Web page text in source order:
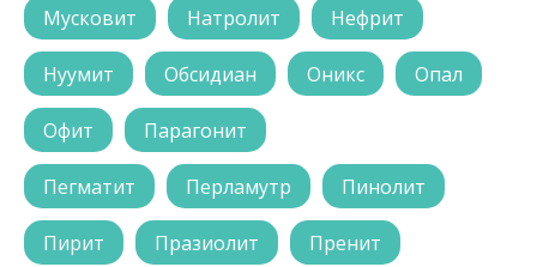
Мусковит Натролит Нефрит
Нуумит Обсидиан Оникс Опал
Офит Парагонит
Пегматит Перламутр Пинолит
Пирит Празиолит Пренит